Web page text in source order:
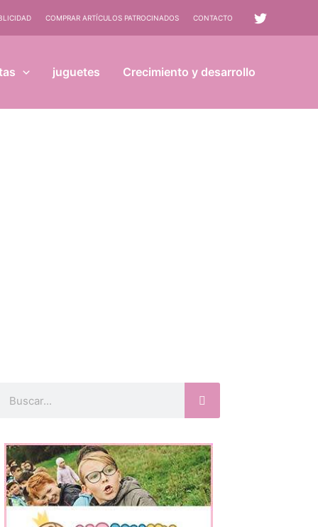
COMPRAR ARTÍCULOS PATROCINADOS CONTACTO
juguetes Crecimiento y desarrollo